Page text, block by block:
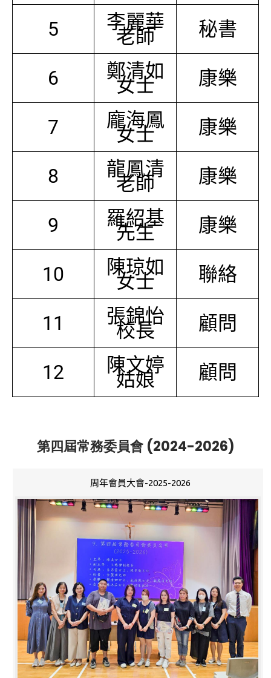
5 李麗華
老師 秘書
6 鄭清如
女士 康樂
7 龐海鳳
女士 康樂
8 龍鳳清
老師 康樂
9 羅紹基
先生 康樂
10 陳琼如
女士 聯絡
11 張錦怡
校長 顧問
12 陳文婷
姑娘 顧問
第四屆常務委員會 (2024-2026)
周年會員大會-2025-2026